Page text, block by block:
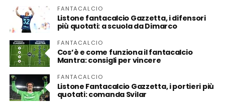
FANTACALCIO
Listone fantacalcio Gazzetta, i difensori
più quotati: a scuola da Dimarco
FANTACALCIO
Cos’è e come funziona il fantacalcio
Mantra: consigli per vincere
FANTACALCIO
Listone Fantacalcio Gazzetta, i portieri più
quotati: comanda Svilar